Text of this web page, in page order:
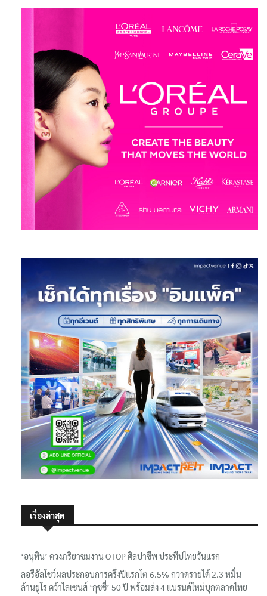
เรื่องล่าสุด
‘อนุทิน’ ควงภริยาชมงาน OTOP ศิลปาชีพ ประทีปไทยวันแรก
ลอรีอัลโชว์ผลประกอบการครึ่งปีแรกโต 6.5% กวาดรายได้ 2.3 หมื่น
ล้านยูโร คว้าไลเซนส์ ‘กุชชี่’ 50 ปี พร้อมส่ง 4 แบรนด์ใหม่บุกตลาดไทย